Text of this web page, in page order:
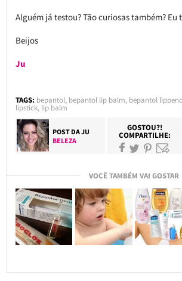
Alguém já testou? Tão curiosas também? Eu
Beijos
Ju
TAGS: bepantol, bepantol lip balm, bepantol
lipstick, lip balm
POST DAJU
BELEZA
GOSTOU?!
COMPARTILHE:
VOCÊ TAMBÉM VAI GOSTAR